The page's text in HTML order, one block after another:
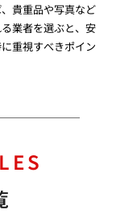
貴重品や写真など
業者を選ぶと、安
重視すべきポイン